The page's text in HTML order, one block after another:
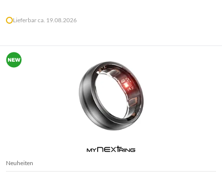
Lieferbar ca. 19.08.2026
Neuheiten